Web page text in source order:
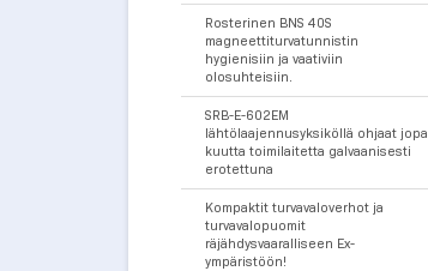
Rosterinen BNS 40S
magneettiturvatunnistin
hygienisiin ja vaativiin
olosuhteisiin.
SRB-E-602EM
lähtölaajennusyksiköllä ohjaat jopa
kuutta toimilaitetta galvaanisesti
erotettuna
Kompaktit turvavaloverhot ja
turvavalopuomit
räjähdysvaaralliseen Ex-
ympäristöön!